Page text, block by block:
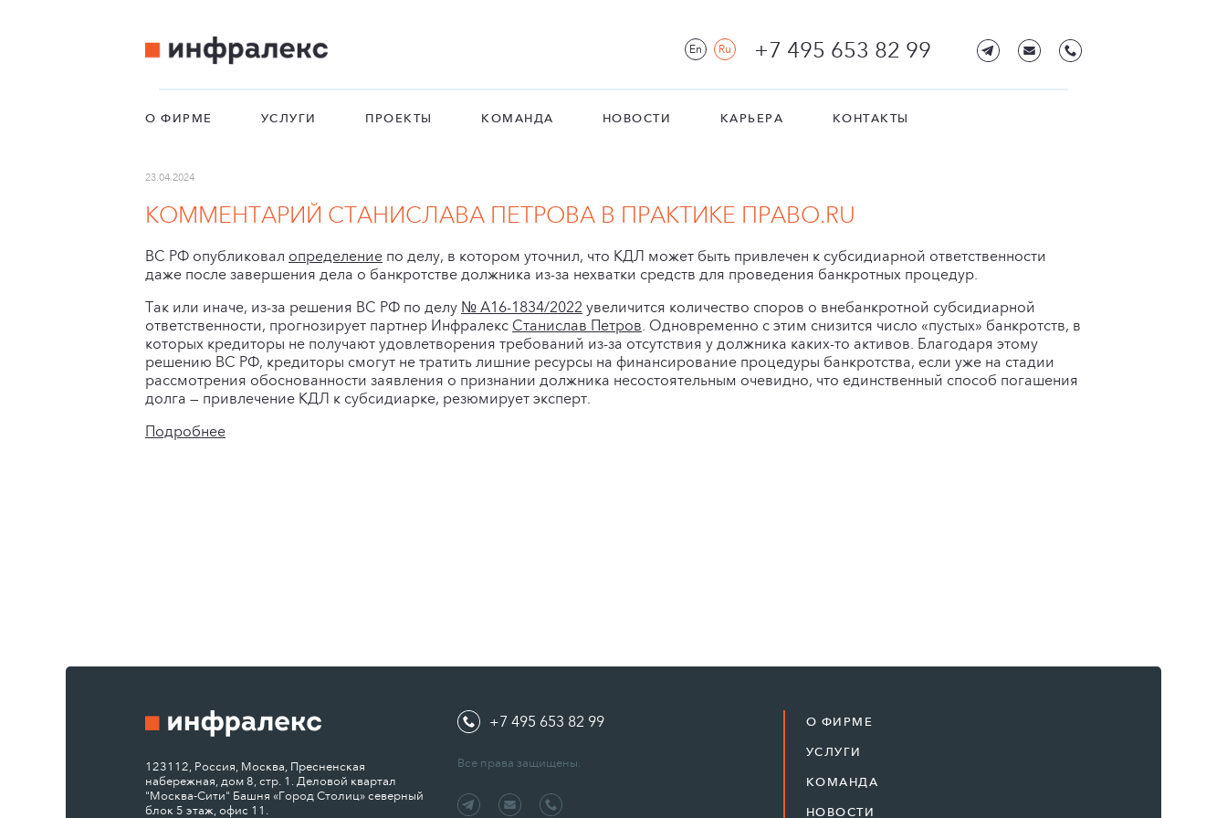
En Ru +7 495 653 82 99
О ФИРМЕ УСЛУГИ ПРОЕКТЫ КОМАНДА НОВОСТИ КАРЬЕРА КОНТАКТЫ
23.04.2024
КОММЕНТАРИЙ СТАНИСЛАВА ПЕТРОВА В ПРАКТИКЕ ПРАВО.RU
ВС РФ опубликовал определение по делу, в котором уточнил, что КДЛ может быть привлечен к субсидиарной ответственности
даже после завершения дела о банкротстве должника из-за нехватки средств для проведения банкротных процедур.
Так или иначе, из-за решения ВС РФ по делу № А16-1834/2022 увеличится количество споров о внебанкротной субсидиарной
ответственности, прогнозирует партнер Инфралекс Станислав Петров. Одновременно с этим снизится число «пустых» банкротств, в
которых кредиторы не получают удовлетворения требований из-за отсутствия у должника каких-то активов. Благодаря этому
решению ВС РФ, кредиторы смогут не тратить лишние ресурсы на финансирование процедуры банкротства, если уже на стадии
рассмотрения обоснованности заявления о признании должника несостоятельным очевидно, что единственный способ погашения
долга — привлечение КДЛ к субсидиарке, резюмирует эксперт.
Подробнее
123112, Россия, Москва, Пресненская
набережная, дом 8, стр. 1. Деловой квартал
"Москва-Сити" Башня «Город Столиц» северный
блок 5 этаж, офис 11.
+7 495 653 82 99
Все права защищены.
О ФИРМЕ
УСЛУГИ
КОМАНДА
НОВОСТИ